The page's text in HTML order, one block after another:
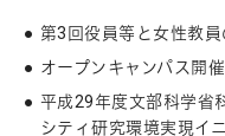
第3回役員等と女性教
オープンキャンパス開催
平成29年度文部科学省
シティ研究環境実現イ